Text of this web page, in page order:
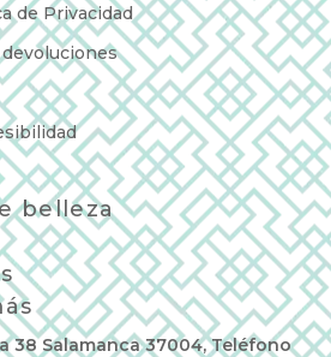
de Privacidad
belleza
38 Salamanca 37004, Teléfono